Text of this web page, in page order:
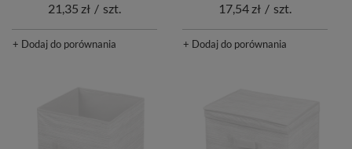
21,35 zł / szt.
+ Dodaj do porównania
17,54 zł / szt.
+ Dodaj do porównania